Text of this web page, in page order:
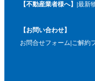
【不動産業者様へ】
最新
【お問い合わせ】
お問合せフォーム ご解約